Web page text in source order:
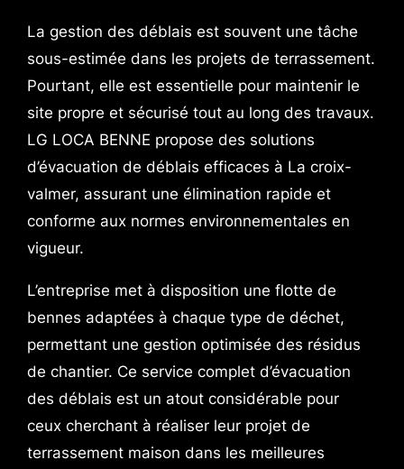
La gestion des déblais est souvent une tâche
sous-estimée dans les projets de terrassement.
Pourtant, elle est essentielle pour maintenir le
site propre et sécurisé tout au long des travaux.
LG LOCA BENNE propose des solutions
d’évacuation de déblais efficaces à La croix-
valmer, assurant une élimination rapide et
conforme aux normes environnementales en
vigueur.
L’entreprise met à disposition une flotte de
bennes adaptées à chaque type de déchet,
permettant une gestion optimisée des résidus
de chantier. Ce service complet d’évacuation
des déblais est un atout considérable pour
ceux cherchant à réaliser leur projet de
terrassement maison dans les meilleures